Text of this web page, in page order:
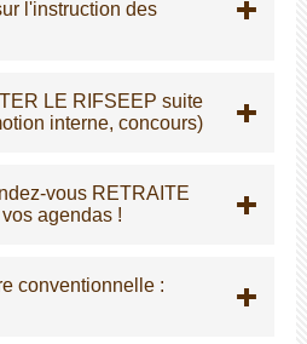
l'instruction des
LE RIFSEEP suite
interne, concours)
vous RETRAITE
agendas !
conventionnelle :